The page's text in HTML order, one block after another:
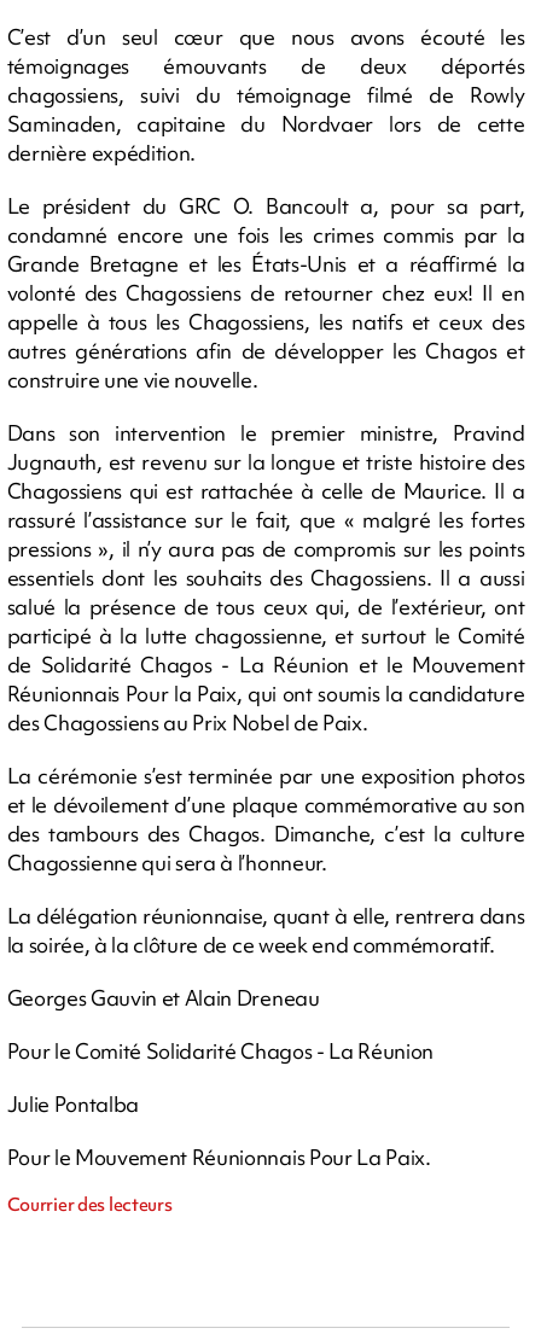
C’est d’un seul cœur que nous avons écouté les
témoignages émouvants de deux déportés
chagossiens, suivi du témoignage filmé de Rowly
Saminaden, capitaine du Nordvaer lors de cette
dernière expédition.
Le président du GRC O. Bancoult a, pour sa part,
condamné encore une fois les crimes commis par la
Grande Bretagne et les États-Unis et a réaffirmé la
volonté des Chagossiens de retourner chez eux! Il en
appelle à tous les Chagossiens, les natifs et ceux des
autres générations afin de développer les Chagos et
construire une vie nouvelle.
Dans son intervention le premier ministre, Pravind
Jugnauth, est revenu sur la longue et triste histoire des
Chagossiens qui est rattachée à celle de Maurice. Il a
rassuré l’assistance sur le fait, que « malgré les fortes
pressions », il n’y aura pas de compromis sur les points
essentiels dont les souhaits des Chagossiens. Il a aussi
salué la présence de tous ceux qui, de l’extérieur, ont
participé à la lutte chagossienne, et surtout le Comité
de Solidarité Chagos - La Réunion et le Mouvement
Réunionnais Pour la Paix, qui ont soumis la candidature
des Chagossiens au Prix Nobel de Paix.
La cérémonie s’est terminée par une exposition photos
et le dévoilement d’une plaque commémorative au son
des tambours des Chagos. Dimanche, c’est la culture
Chagossienne qui sera à l’honneur.
La délégation réunionnaise, quant à elle, rentrera dans
la soirée, à la clôture de ce week end commémoratif.
Georges Gauvin et Alain Dreneau
Pour le Comité Solidarité Chagos - La Réunion
Julie Pontalba
Pour le Mouvement Réunionnais Pour La Paix.
Courrier des lecteurs